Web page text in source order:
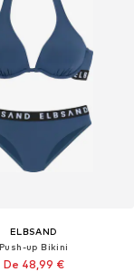
ELBSAND
Push-up Bikini
De 48,99 €